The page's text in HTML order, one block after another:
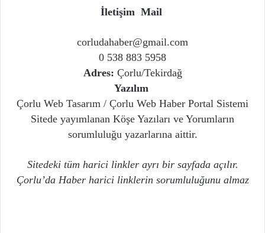
İletişim Mail
corludahaber@gmail.com
0 538 883 5958
Adres: Çorlu/Tekirdağ
Yazılım
Çorlu Web Tasarım / Çorlu Web Haber Portal Sistemi
Sitede yayımlanan Köşe Yazıları ve Yorumların
sorumluluğu yazarlarına aittir.
Sitedeki tüm harici linkler ayrı bir sayfada açılır.
Çorlu’da Haber harici linklerin sorumluluğunu almaz